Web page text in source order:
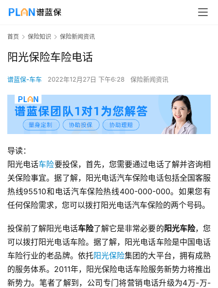
首页 保险知识 保险新闻资讯
阳光保险车险电话
谱蓝保-车车 2022年12月27日 下午6:28 保险新闻资讯
导读：
阳光电话车险要投保，首先，您需要通过电话了解并咨询相
关保险事宜。据了解，阳光电话汽车保险电话包括全国客服
热线95510和电话汽车保险热线400-000-000。如果您有
任何保险需求，您可以拨打阳光电话汽车保险的两个号码。
投保前了解阳光电话车险了解它是非常必要的阳光车险，您
可以拨打阳光电话车险。据了解，阳光电话车险是中国电话
车险行业的老品牌。依托阳光保险集团的大平台，拥有成熟
的服务体系。2011年，阳光保险电话车险服务新势力将推出
新势力。笔者了解到，公司专门将营销电话升级为4万-万-